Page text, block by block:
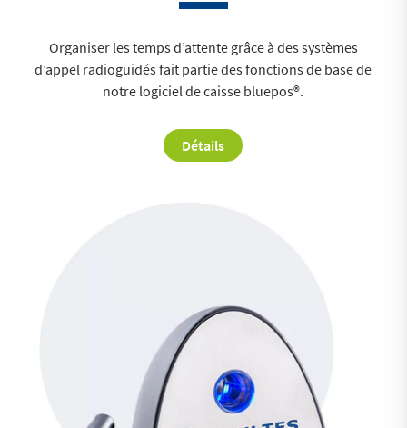
Organiser les temps d’attente grâce à des systèmes
d’appel radioguidés fait partie des fonctions de base de
notre logiciel de caisse bluepos®.
Détails